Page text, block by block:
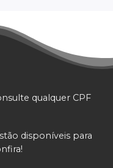
qualquer CPF
disponíveis para